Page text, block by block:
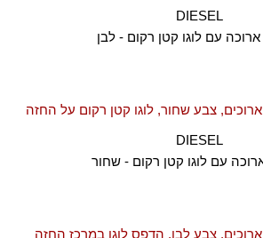
DIESEL
עם לוגו קטן רקום - לבן
DIESEL
עם לוגו קטן רקום - שחור